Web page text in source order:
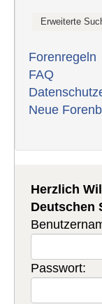
Forenregeln
FAQ
Neue
Herzlich
Deutschen
Passwort: